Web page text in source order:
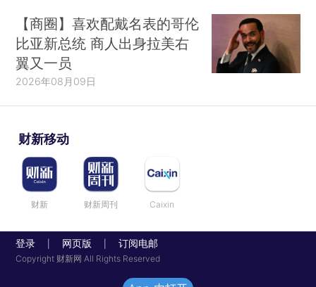
【商圈】喜欢配戴名表的哥伦
比亚新总统 商人出身拉美右
翼又一员
2026年08月09日
财新移动
财新 财新周刊 Caixin
登录 网页版 订阅电邮
Copyright 财新网 All Rights Reserved